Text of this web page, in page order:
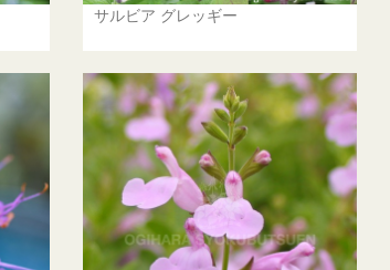
サルビア グレッギー